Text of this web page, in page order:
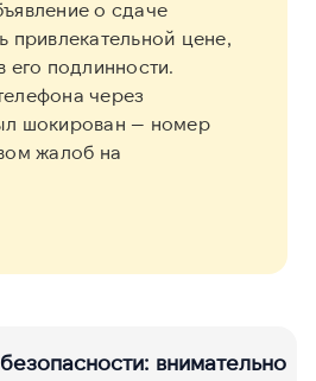
о сдаче
привлекательной цене,
его подлинности.
через
шокирован — номер
жалоб на
внимательно